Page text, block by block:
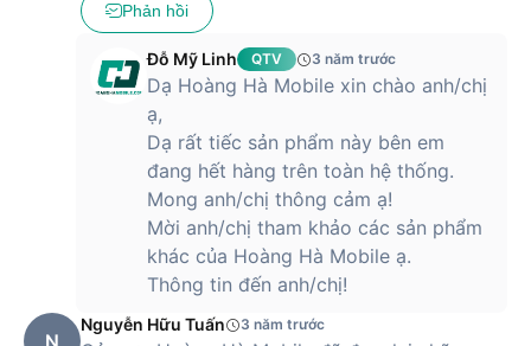
Phản hồi
Đỗ Mỹ Linh QTV 3 năm trước
Dạ Hoàng Hà Mobile xin chào anh/chị
ạ,
Dạ rất tiếc sản phẩm này bên em
đang hết hàng trên toàn hệ thống.
Mong anh/chị thông cảm ạ!
Mời anh/chị tham khảo các sản phẩm
khác của Hoàng Hà Mobile ạ.
Thông tin đến anh/chị!
Nguyễn Hữu Tuấn 3 năm trước